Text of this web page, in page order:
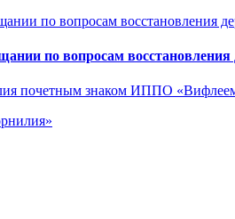
по вопросам
почетным знаком ИППО